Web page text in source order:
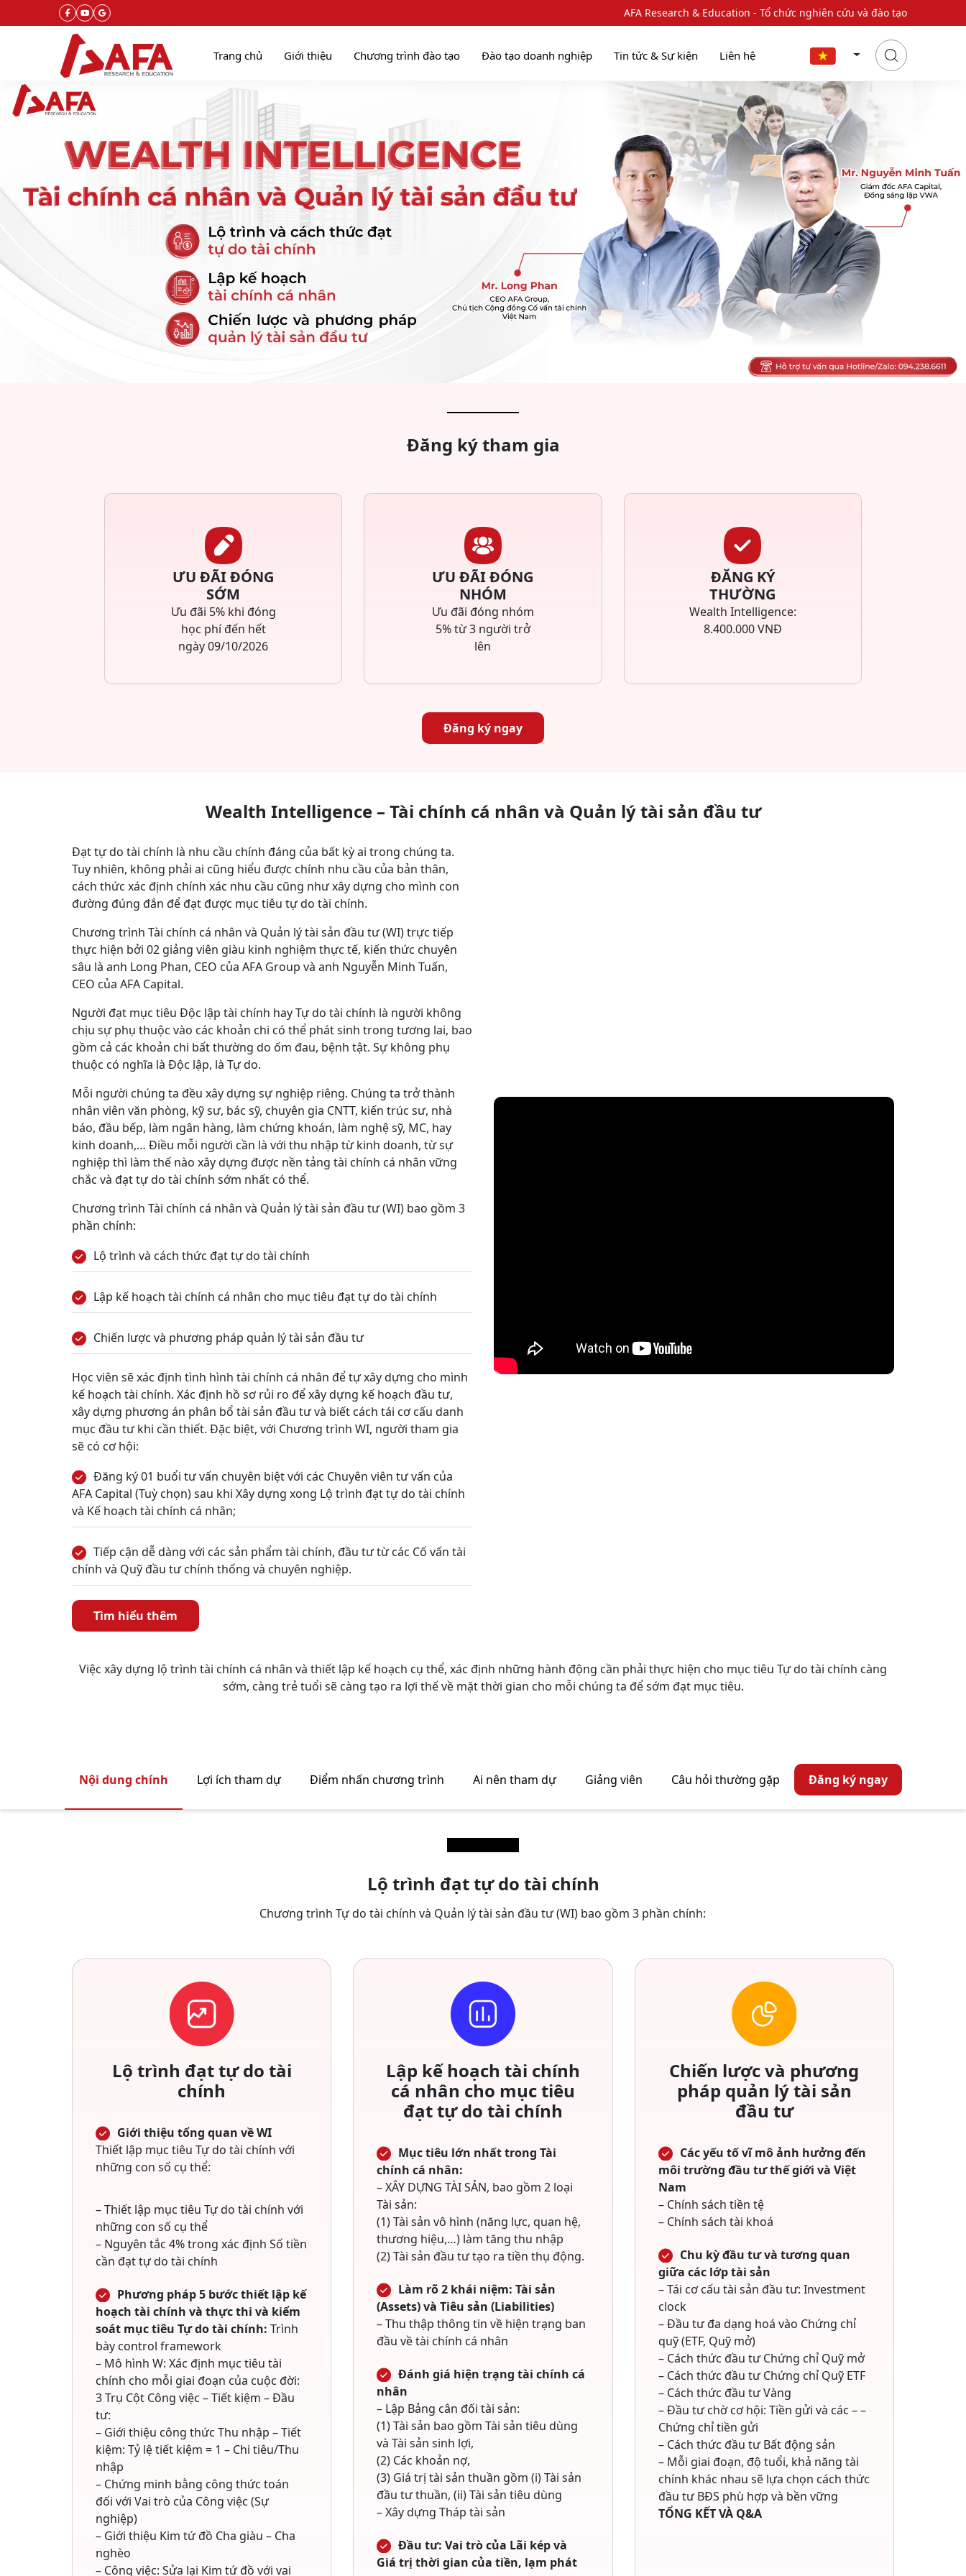
AFA Research & Education - Tổ chức nghiên cứu và đào tạo
Trang chủ Giới thiệu Chương trình đào tạo Đào tạo doanh nghiệp Tin tức & Sự kiện Liên hệ
Đăng ký tham gia
ƯU ĐÃI ĐÓNG
SỚM
Ưu đãi 5% khi đóng
học phí đến hết
ngày 09/10/2026
ƯU ĐÃI ĐÓNG
NHÓM
Ưu đãi đóng nhóm
5% từ 3 người trở
lên
ĐĂNG KÝ
THƯỜNG
Wealth Intelligence:
8.400.000 VNĐ
Đăng ký ngay
Wealth Intelligence – Tài chính cá nhân và Quản lý tài sản đầu tư
Đạt tự do tài chính là nhu cầu chính đáng của bất kỳ ai trong chúng ta.
Tuy nhiên, không phải ai cũng hiểu được chính nhu cầu của bản thân,
cách thức xác định chính xác nhu cầu cũng như xây dựng cho mình con
đường đúng đắn để đạt được mục tiêu tự do tài chính.
Chương trình Tài chính cá nhân và Quản lý tài sản đầu tư (WI) trực tiếp
thực hiện bởi 02 giảng viên giàu kinh nghiệm thực tế, kiến thức chuyên
sâu là anh Long Phan, CEO của AFA Group và anh Nguyễn Minh Tuấn,
CEO của AFA Capital.
Người đạt mục tiêu Độc lập tài chính hay Tự do tài chính là người không
chịu sự phụ thuộc vào các khoản chi có thể phát sinh trong tương lai, bao
gồm cả các khoản chi bất thường do ốm đau, bệnh tật. Sự không phụ
thuộc có nghĩa là Độc lập, là Tự do.
Mỗi người chúng ta đều xây dựng sự nghiệp riêng. Chúng ta trở thành
nhân viên văn phòng, kỹ sư, bác sỹ, chuyên gia CNTT, kiến trúc sư, nhà
báo, đầu bếp, làm ngân hàng, làm chứng khoán, làm nghệ sỹ, MC, hay
kinh doanh,… Điều mỗi người cần là với thu nhập từ kinh doanh, từ sự
nghiệp thì làm thế nào xây dựng được nền tảng tài chính cá nhân vững
chắc và đạt tự do tài chính sớm nhất có thể.
Chương trình Tài chính cá nhân và Quản lý tài sản đầu tư (WI) bao gồm 3
phần chính:
Lộ trình và cách thức đạt tự do tài chính
Lập kế hoạch tài chính cá nhân cho mục tiêu đạt tự do tài chính
Chiến lược và phương pháp quản lý tài sản đầu tư
Học viên sẽ xác định tình hình tài chính cá nhân để tự xây dựng cho mình
kế hoạch tài chính. Xác định hồ sơ rủi ro để xây dựng kế hoạch đầu tư,
xây dựng phương án phân bổ tài sản đầu tư và biết cách tái cơ cấu danh
mục đầu tư khi cần thiết. Đặc biệt, với Chương trình WI, người tham gia
sẽ có cơ hội:
Đăng ký 01 buổi tư vấn chuyên biệt với các Chuyên viên tư vấn của
AFA Capital (Tuỳ chọn) sau khi Xây dựng xong Lộ trình đạt tự do tài chính
và Kế hoạch tài chính cá nhân;
Tiếp cận dễ dàng với các sản phẩm tài chính, đầu tư từ các Cố vấn tài
chính và Quỹ đầu tư chính thống và chuyên nghiệp.
Tìm hiểu thêm
Việc xây dựng lộ trình tài chính cá nhân và thiết lập kế hoạch cụ thể, xác định những hành động cần phải thực hiện cho mục tiêu Tự do tài chính càng
sớm, càng trẻ tuổi sẽ càng tạo ra lợi thế về mặt thời gian cho mỗi chúng ta để sớm đạt mục tiêu.
Nội dung chính Lợi ích tham dự Điểm nhấn chương trình Ai nên tham dự Giảng viên Câu hỏi thường gặp Đăng ký ngay
Lộ trình đạt tự do tài chính
Chương trình Tự do tài chính và Quản lý tài sản đầu tư (WI) bao gồm 3 phần chính:
Lộ trình đạt tự do tài
chính
Giới thiệu tổng quan về WI
Thiết lập mục tiêu Tự do tài chính với
những con số cụ thể:
– Thiết lập mục tiêu Tự do tài chính với
những con số cụ thể
– Nguyên tắc 4% trong xác định Số tiền
cần đạt tự do tài chính
Phương pháp 5 bước thiết lập kế
hoạch tài chính và thực thi và kiểm
soát mục tiêu Tự do tài chính: Trình
bày control framework
– Mô hình W: Xác định mục tiêu tài
chính cho mỗi giai đoạn của cuộc đời:
3 Trụ Cột Công việc – Tiết kiệm – Đầu
tư:
– Giới thiệu công thức Thu nhập – Tiết
kiệm: Tỷ lệ tiết kiệm = 1 – Chi tiêu/Thu
nhập
– Chứng minh bằng công thức toán
đối với Vai trò của Công việc (Sự
nghiệp)
– Giới thiệu Kim tứ đồ Cha giàu – Cha
nghèo
– Công việc: Sửa lại Kim tứ đồ với vai
Lập kế hoạch tài chính
cá nhân cho mục tiêu
đạt tự do tài chính
Mục tiêu lớn nhất trong Tài
chính cá nhân:
– XÂY DỰNG TÀI SẢN, bao gồm 2 loại
Tài sản:
(1) Tài sản vô hình (năng lực, quan hệ,
thương hiệu,…) làm tăng thu nhập
(2) Tài sản đầu tư tạo ra tiền thụ động.
Làm rõ 2 khái niệm: Tài sản
(Assets) và Tiêu sản (Liabilities)
– Thu thập thông tin về hiện trạng ban
đầu về tài chính cá nhân
Đánh giá hiện trạng tài chính cá
nhân
– Lập Bảng cân đối tài sản:
(1) Tài sản bao gồm Tài sản tiêu dùng
và Tài sản sinh lợi,
(2) Các khoản nợ,
(3) Giá trị tài sản thuần gồm (i) Tài sản
đầu tư thuần, (ii) Tài sản tiêu dùng
– Xây dựng Tháp tài sản
Đầu tư: Vai trò của Lãi kép và
Giá trị thời gian của tiền, lạm phát
Chiến lược và phương
pháp quản lý tài sản
đầu tư
Các yếu tố vĩ mô ảnh hưởng đến
môi trường đầu tư thế giới và Việt
Nam
– Chính sách tiền tệ
– Chính sách tài khoá
Chu kỳ đầu tư và tương quan
giữa các lớp tài sản
– Tái cơ cấu tài sản đầu tư: Investment
clock
– Đầu tư đa dạng hoá vào Chứng chỉ
quỹ (ETF, Quỹ mở)
– Cách thức đầu tư Chứng chỉ Quỹ mở
– Cách thức đầu tư Chứng chỉ Quỹ ETF
– Cách thức đầu tư Vàng
– Đầu tư chờ cơ hội: Tiền gửi và các – –
Chứng chỉ tiền gửi
– Cách thức đầu tư Bất động sản
– Mỗi giai đoạn, độ tuổi, khả năng tài
chính khác nhau sẽ lựa chọn cách thức
đầu tư BĐS phù hợp và bền vững
TỔNG KẾT VÀ Q&A